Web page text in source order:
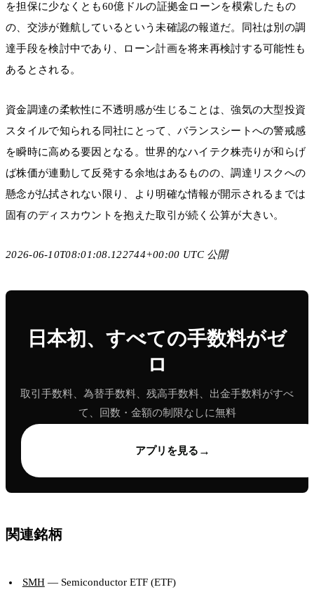
を担保に少なくとも60億ドルの証拠金ローンを模索したもの
の、交渉が難航しているという未確認の報道だ。同社は別の調
達手段を検討中であり、ローン計画を将来再検討する可能性も
あるとされる。
資金調達の柔軟性に不透明感が生じることは、強気の大型投資
スタイルで知られる同社にとって、バランスシートへの警戒感
を瞬時に高める要因となる。世界的なハイテク株売りが和らげ
ば株価が連動して反発する余地はあるものの、調達リスクへの
懸念が払拭されない限り、より明確な情報が開示されるまでは
固有のディスカウントを抱えた取引が続く公算が大きい。
2026-06-10T08:01:08.122744+00:00 UTC 公開
日本初、すべての手数料がゼ
ロ
取引手数料、為替手数料、残高手数料、出金手数料がすべ
て、回数・金額の制限なしに無料
アプリを見る →
関連銘柄
SMH— Semiconductor ETF (ETF)